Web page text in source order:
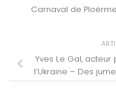
Carnaval de
Yves Le Gal,
l’Ukraine – Des